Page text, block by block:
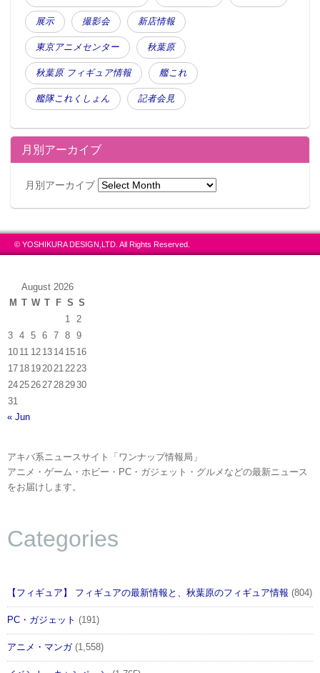
展示 撮影会 新店情報
東京アニメセンター 秋葉原
秋葉原 フィギュア情報 艦これ
艦隊これくしょん 記者会見
月別アーカイブ
月別アーカイブ
© YOSHIKURA DESIGN,LTD. All Rights Reserved.
August 2026
M T W T F S S
1
2
3
4 5 6 7 8
9
10 11 12 13 14 15 16
17 18 19 20 21 22 23
24 25 26 27 28 2930
31
« Jun
アキバ系ニュースサイト「ワンナップ情報局」
アニメ・ゲーム・ホビー・PC・ガジェット・グルメなどの最新ニュース
をお届けします。
Categories
【フィギュア】 フィギュアの最新情報と、秋葉原のフィギュア情報 (804)
PC・ガジェット (191)
アニメ・マンガ(1,558)